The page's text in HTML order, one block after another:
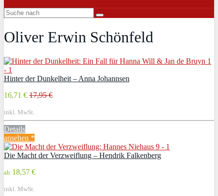
Oliver Erwin Schönfeld
Hinter der Dunkelheit – Anna Johannsen
16,71 € 17,95 €
inkl. MwSt.
Details
ansehen *
Die Macht der Verzweiflung – Hendrik Falkenberg
ab 18,57 €
inkl. MwSt.